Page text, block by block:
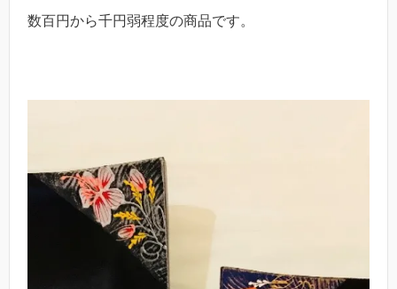
数百円から千円弱程度の商品です。